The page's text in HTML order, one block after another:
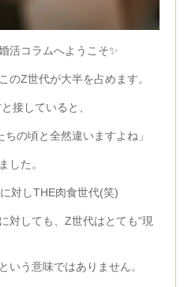
活コラムへようこそ✨
のZ世代が大半を占めます。
接していると、
ちの頃と全然違いますよね」
した。
対しTHE肉食世代(笑)
対しても、Z世代はとても“現
いう意味ではありません。